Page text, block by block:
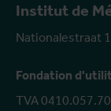
Institut de
Nationalestraat
Fondation
TVA